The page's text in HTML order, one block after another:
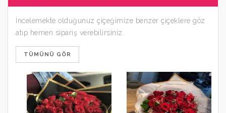
İncelemekte olduğunuz çiçeğimize benzer çiçeklere göz
atıp hemen sipariş verebilirsiniz.
TÜMÜNÜ GÖR